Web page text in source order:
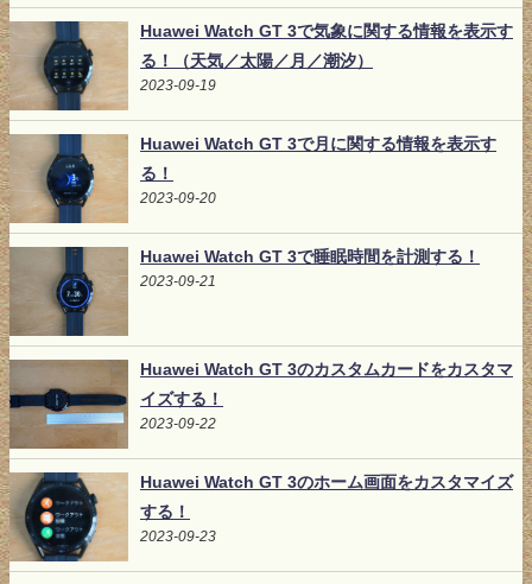
Huawei Watch GT 3で気象に関する情報を表示す
る！（天気／太陽／月／潮汐）
2023-09-19
Huawei Watch GT 3で月に関する情報を表示す
る！
2023-09-20
Huawei Watch GT 3で睡眠時間を計測する！
2023-09-21
Huawei Watch GT 3のカスタムカードをカスタマ
イズする！
2023-09-22
Huawei Watch GT 3のホーム画面をカスタマイズ
する！
2023-09-23